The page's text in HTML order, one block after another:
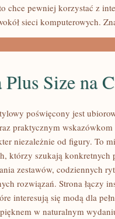
chce pewniej korzystać z
sieci komputerowych.
Size na
poświęcony jest
praktycznym
niezależnie od figury. To
którzy szukają konkretnych
zestawów, codziennych
rozwiązań. Strona łączy
interesują się modą dla
w naturalnym